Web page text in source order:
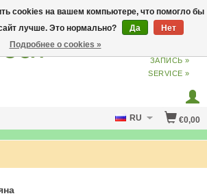
ВХОДИЗ
ЗАПИСЬ »
SERVICE »
€0,00
RU
cookies на вашем компьютере, что помогло бы
лучше. Это нормально?
Да
Нет
Подробнее о cookies »